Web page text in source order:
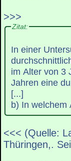
>>>
Zitat:
In einer
im Alter von 3
Jahren eine
[...]
b) In welchem
<<< (Quelle:
Thüringen,.